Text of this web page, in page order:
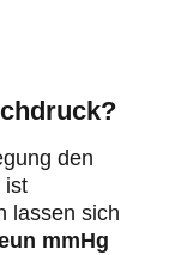
den
ist
lassen sich
mmHg